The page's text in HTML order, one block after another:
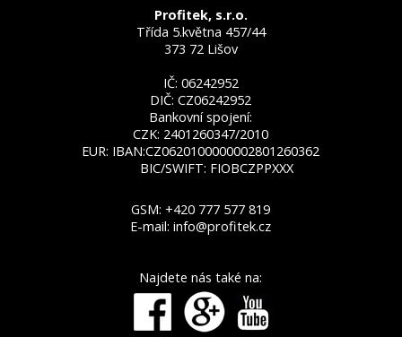
Profitek, s.r.o.
Třída 5.května 457/44
373 72 Lišov
IČ: 06242952
DIČ: CZ06242952
Bankovní spojení:
CZK: 2401260347/2010
EUR: IBAN:CZ0620100000002801260362
BIC/SWIFT: FIOBCZPPXXX
GSM:+420 777 577 819
E-mail:info@profitek.cz
Najdete nás také na: